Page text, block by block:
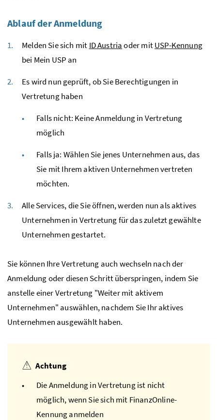
Ablauf der Anmeldung
Melden Sie sich mit ID Austriaoder mitUSP-Kennung
bei Mein USP an
Es wird nun geprüft, ob Sie Berechtigungen in
Vertretung haben
Falls nicht: Keine Anmeldung in Vertretung
möglich
Falls ja: Wählen Sie jenes Unternehmen aus, das
Sie mit Ihrem aktiven Unternehmen vertreten
möchten.
Alle Services, die Sie öffnen, werden nun als aktives
Unternehmen in Vertretung für das zuletzt gewählte
Unternehmen gestartet.
Sie können Ihre Vertretung auch wechseln nach der
Anmeldung oder diesen Schritt überspringen, indem Sie
anstelle einer Vertretung "Weiter mit aktivem
Unternehmen" auswählen, nachdem Sie Ihr aktives
Unternehmen ausgewählt haben.
Achtung
Die Anmeldung in Vertretung ist nicht
möglich, wenn Sie sich mit FinanzOnline-
Kennung anmelden